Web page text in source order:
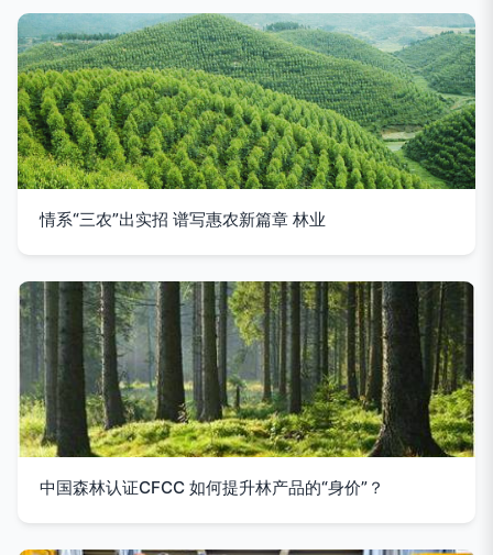
情系“三农”出实招 谱写惠农新篇章 林业
中国森林认证CFCC 如何提升林产品的“身价”？